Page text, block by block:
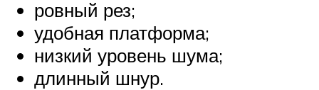
ровный рез;
удобная платформа;
низкий уровень шума;
длинный шнур.